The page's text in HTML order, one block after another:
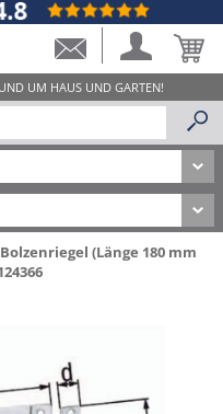
(Länge 180 mm